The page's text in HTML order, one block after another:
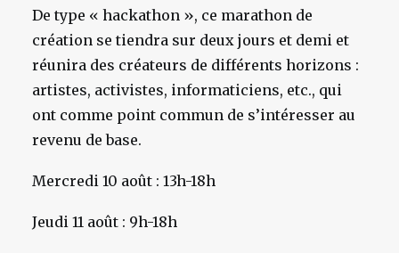
De type « hackathon », ce marathon de
création se tiendra sur deux jours et demi et
réunira des créateurs de différents horizons :
artistes, activistes, informaticiens, etc., qui
ont comme point commun de s’intéresser au
revenu de base.
Mercredi 10 août : 13h-18h
Jeudi 11 août : 9h-18h